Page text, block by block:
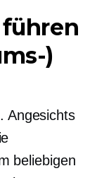
)
Angesichts
beliebigen